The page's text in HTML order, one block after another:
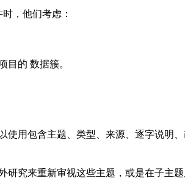
，他们考虑：
目的 数据簇。
用包含主题、类型、来源、逐字说明
究来重新审视这些主题，或是在子主题